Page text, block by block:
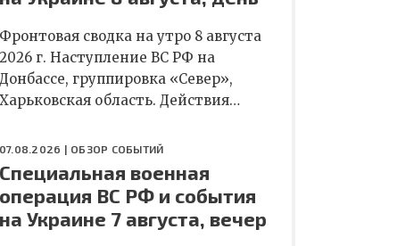
Фронтовая сводка на утро 8 августа
2026 г. Наступление ВС РФ на
Донбассе, группировка «Север»,
Харьковская область. Действия…
07.08.2026 | ОБЗОР СОБЫТИЙ
Специальная военная
операция ВС РФ и события
на Украине 7 августа, вечер